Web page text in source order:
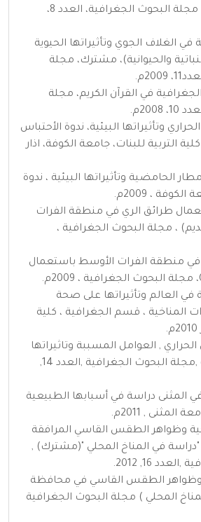
بالتخصص الأقليمي، مجلة البحوث الجغرافية، العدد 8،
في الغلاف الجوي وتأثيراتها الحيوية
والحيوانية)، مشترك، مجلة
في القرآن الكريم، مجلة
وتأثيراتها البيئية، ندوة الأحتباس
التربية للبنات، جامعة الكوفة، اذار
الحامضية وتأثيراتها البيئية ، ندوة
، 2009م.
طرائق الري في منطقة الفرات
، مجلة البحوث الجغرافية ،
في منطقة الفرات الأوسط باستعمال
في العالم وتأثيراتها على صحة
المناخية ، قسم الجغرافية ، كلية
, العوامل المسببة وتاثيراتها
الحالية والمستقبلية ,مجلة البحوث الجغرافية ,العدد 14,
المثنى دراسة في أسبابها الطبيعية
, 2011م.
وظواهر الطقس القاسي المرافقة
في المناخ المحلي "(مشترك) ,
16, 2012.
وظواهر الطقس القاسي في محافظة
المحلي ) مجلة البحوث الجغرافية